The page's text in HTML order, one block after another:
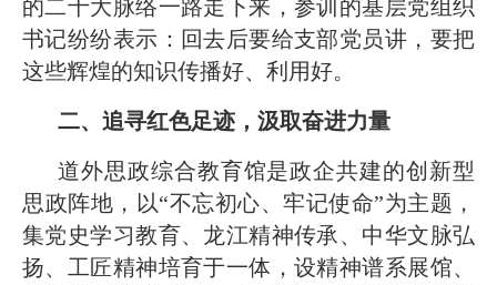
的二十大脉络一路走下来，参训的基层党组织
书记纷纷表示：回去后要给支部党员讲，要把
这些辉煌的知识传播好、利用好。
二、追寻红色足迹，汲取奋进力量
道外思政综合教育馆是政企共建的创新型
思政阵地，以“不忘初心、牢记使命”为主题，
集党史学习教育、龙江精神传承、中华文脉弘
扬、工匠精神培育于一体，设精神谱系展馆、